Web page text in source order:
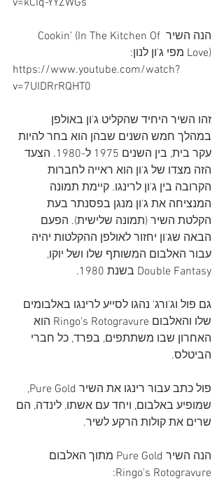
v=kCIq-YYZWGs
הנה השיר Cookin’ (In The Kitchen Of
Love) מפי ג'ון לנון:
https://www.youtube.com/watch?
v=7UIDRrRQHT0
זהו השיר היחיד שהקליט ג'ון באולפן
במהלך חמש השנים שבהן הוא בחר להיות
עקר בית, בין השנים 1975 ל-1980. הצעד
הזה מצדו של ג'ון הוא ראייה לחברות
הקרובה בין ג'ון לרינגו. קיימת תמונה
המנציחה את ג'ון מנגן בפסנתר בעת
הקלטת השיר (תמונה שלישית). הפעם
הבאה שג'ון יחזור לאולפן ההקלטות יהיה
עבור האלבום המשותף שלו ושל יוקו,
Double Fantasy בשנת 1980.
גם פול וג'ורג' נהגו לסייע לרינגו באלבומים
שלו והאלבום Ringo's Rotogravure הוא
האחרון שבו משתתפים, בפרד, כל חברי
הביטלס.
פול כתב עבור רינגו את השיר Pure Gold,
שמופיע באלבום, ויחד עם אשתו, לינדה, הם
שרים את קולות הרקע לשיר.
הנה השיר Pure Gold מתוך האלבום
Ringo's Rotogravure: